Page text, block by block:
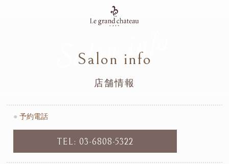
Salon info
Salon info
店舗情報
● 予約電話
TEL: 03-6808-5322